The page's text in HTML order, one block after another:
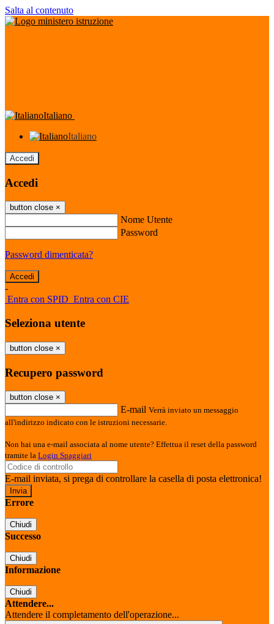
Salta al contenuto
Italiano
Italiano
Accedi
Accedi
button close ×
Nome Utente
Password
Password dimenticata?
-
Entra con SPID Entra con CIE
Seleziona utente
button close ×
Recupero password
button close ×
E-mail Verrà inviato un messaggio
all'indirizzo indicato con le istruzioni necessarie.
Non hai una e-mail associata al nome utente? Effettua il reset della password
tramite la Login Spaggiari
E-mail inviata, si prega di controllare la casella di posta elettronica!
Errore
Chiudi
Successo
Chiudi
Informazione
Chiudi
Attendere...
Attendere il completamento dell'operazione...